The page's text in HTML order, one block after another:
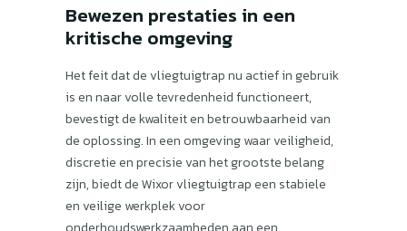
Bewezen prestaties in een
kritische omgeving
Het feit dat de vliegtuigtrap nu actief in gebruik
is en naar volle tevredenheid functioneert,
bevestigt de kwaliteit en betrouwbaarheid van
de oplossing. In een omgeving waar veiligheid,
discretie en precisie van het grootste belang
zijn, biedt de Wixor vliegtuigtrap een ​​stabiele
en veilige werkplek voor